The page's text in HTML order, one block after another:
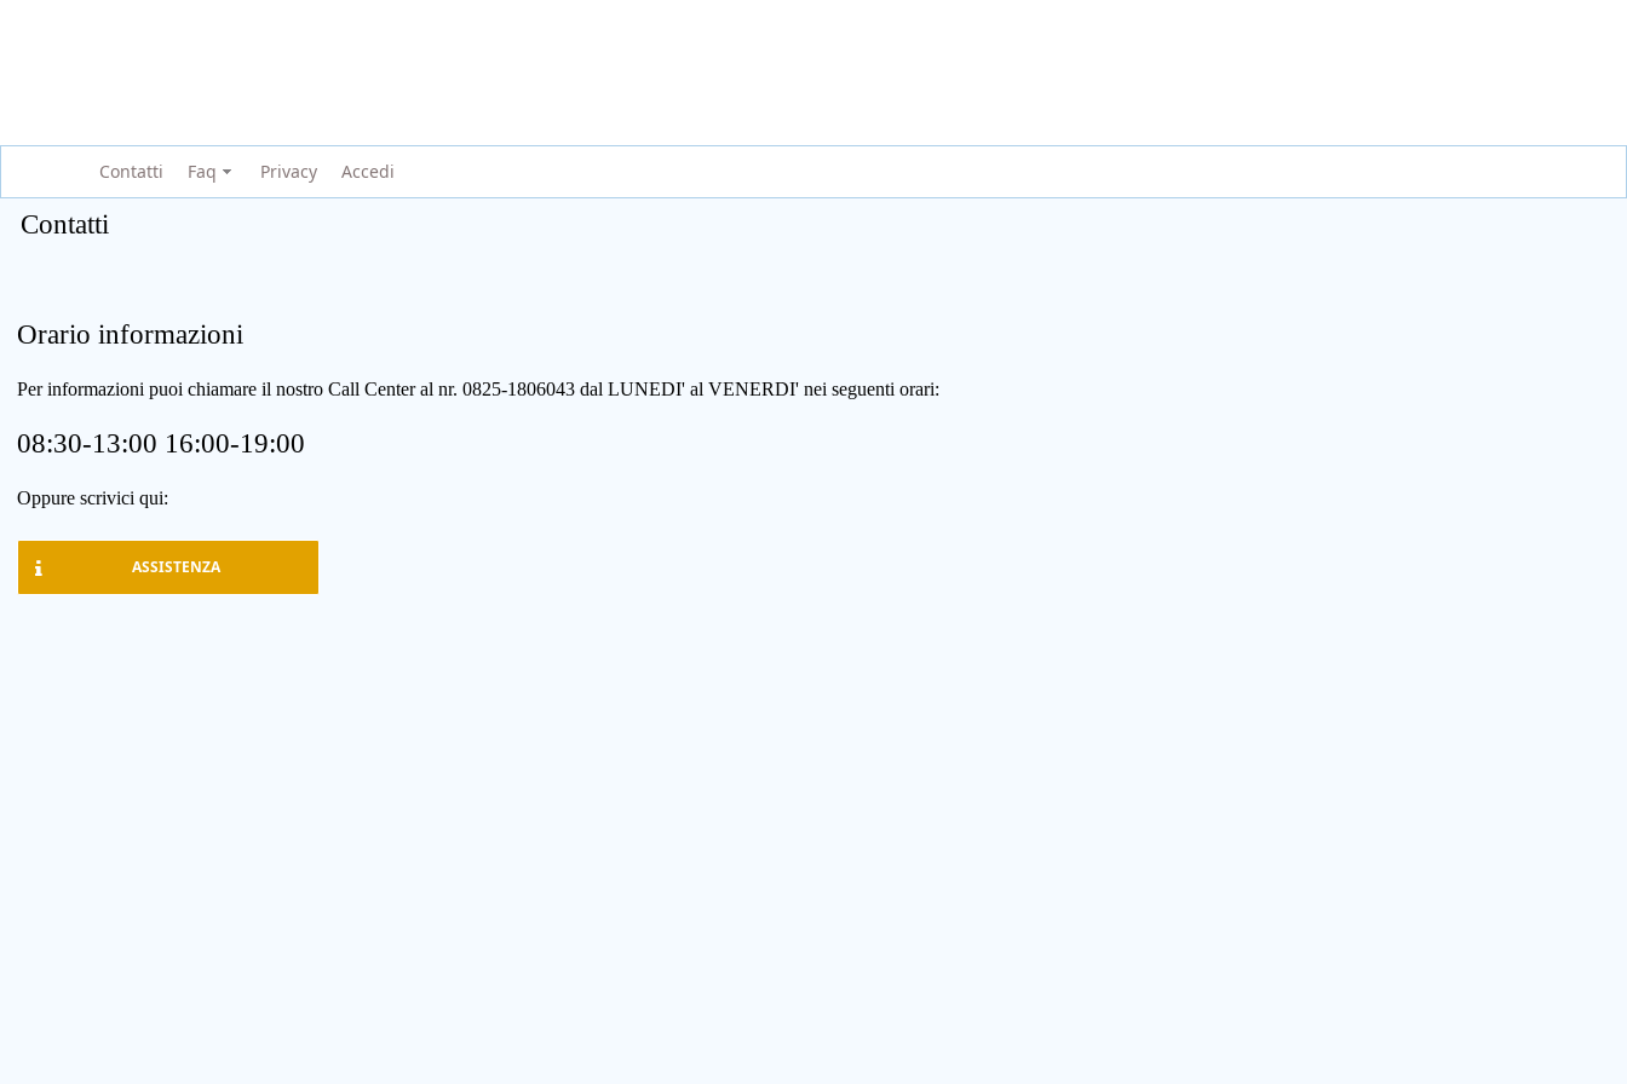
Contatti Faq Privacy Accedi
Contatti
Orario informazioni
Per informazioni puoi chiamare il nostro Call Center al nr. 0825-1806043 dal LUNEDI' al VENERDI' nei seguenti orari:
08:30-13:00 16:00-19:00
Oppure scrivici qui:
ASSISTENZA